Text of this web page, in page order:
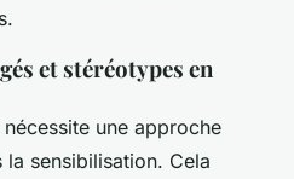
et stéréotypes en
nécessite une approche
sensibilisation. Cela